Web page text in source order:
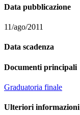
Data pubblicazione
11/ago/2011
Data scadenza
Documenti principali
Graduatoria finale
Ulteriori informazioni